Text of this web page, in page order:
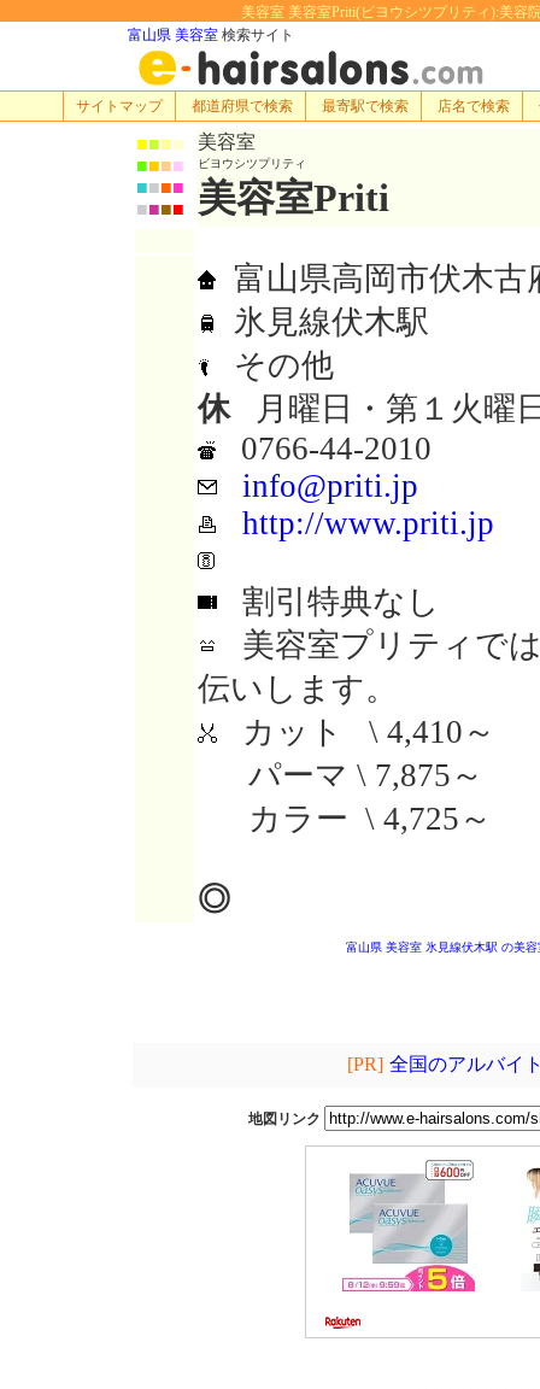
美容室 美容室Priti(ビヨウシツプリティ):美容
富山県 美容室 検索サイト
サイトマップ 都道府県で検索 最寄駅で検索 店名で検索
■■■■
■■■■
■■■■
■■■■
美容室
ビヨウシツプリティ
美容室Priti
富山県高岡市伏木古
氷見線伏木駅
その他
休月曜日・第１火曜
0766-44-2010
info@priti.jp
http://www.priti.jp
割引特典なし
美容室プリティで
伝いします。
カット \ 4,410～
パーマ \ 7,875～
カラー \ 4,725～
◎
富山県 美容室 氷見線伏木駅 の美容
[PR] 全国のアルバイ
地図リンク